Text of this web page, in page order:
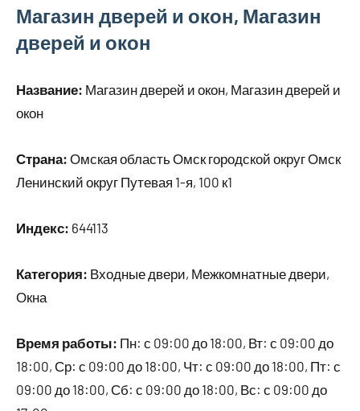
Магазин дверей и окон, Магазин
дверей и окон
Название: Магазин дверей и окон, Магазин дверей и
окон
Страна: Омская область Омск городской округ Омск
Ленинский округ Путевая 1-я, 100 к1
Индекс: 644113
Категория: Входные двери, Межкомнатные двери,
Окна
Время работы: Пн: с 09:00 до 18:00, Вт: с 09:00 до
18:00, Ср: с 09:00 до 18:00, Чт: с 09:00 до 18:00, Пт: с
09:00 до 18:00, Сб: с 09:00 до 18:00, Вс: с 09:00 до